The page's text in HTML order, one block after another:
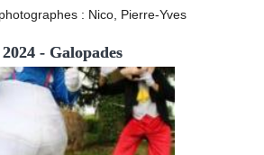
: Nico, Pierre-Yves
2024 - Galopades